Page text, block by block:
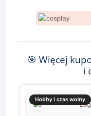
🎯 Więcej
i
Hobby i czas wolny